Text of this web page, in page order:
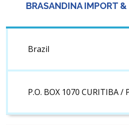
BRASANDINA IMPORT
Brazil
P.O. BOX 1070 CURITIBA /